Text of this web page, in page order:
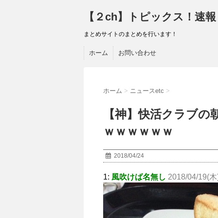
【２ch】トピックス！速
まとめサイトのまとめを行います！
ホーム お問い合わせ
ホーム > ニュースetc >
【神】快活クラブ
ｗｗｗｗｗｗ
2018/04/24
1: 風吹けば名無し 2018/04/19(